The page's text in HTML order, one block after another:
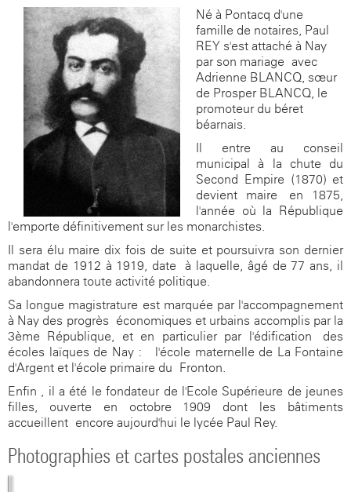
Né à Pontacq d'une
famille de notaires, Paul
REY s'est attaché à Nay
par son mariage avec
Adrienne BLANCQ, sœur
de Prosper BLANCQ, le
promoteur du béret
béarnais.
Il entre au conseil
municipal à la chute du
Second Empire (1870) et
devient maire en 1875,
l'année où la République
l'emporte définitivement sur les monarchistes.
Il sera élu maire dix fois de suite et poursuivra son dernier
mandat de 1912 à 1919, date à laquelle, âgé de 77 ans, il
abandonnera toute activité politique.
Sa longue magistrature est marquée par l'accompagnement
à Nay des progrès économiques et urbains accomplis par la
3ème République, et en particulier par l'édification des
écoles laïques de Nay : l'école maternelle de La Fontaine
d'Argent et l'école primaire du Fronton.
Enfin , il a été le fondateur de l'Ecole Supérieure de jeunes
filles, ouverte en octobre 1909 dont les bâtiments
accueillent encore aujourd'hui le lycée Paul Rey.
Photographies et cartes postales anciennes